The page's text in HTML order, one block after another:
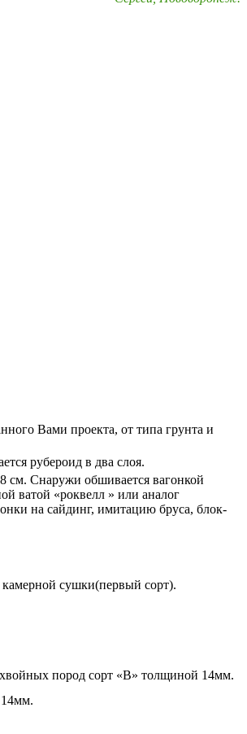
Вами проекта, от типа грунта и
рубероид в два слоя.
см. Снаружи обшивается вагонкой
ватой «роквелл » или аналог
на сайдинг, имитацию бруса, блок-
сушки(первый сорт).
пород сорт «В» толщиной 14мм.